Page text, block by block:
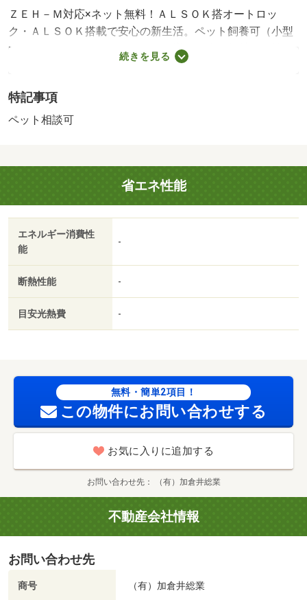
ＺＥＨ－Ｍ対応×ネット無料！ＡＬＳＯＫ搭オートロッ
ク・ＡＬＳＯＫ搭載で安心の新生活。ペット飼養可（小型
犬または猫１匹まで／敷金１ヶ月増）。赤・賃貸保証等：
加入要（ダイワリビング指定の保証会社 初回保証料３
バルコニー：１平米・他交通手段：ＪＲ常磐線赤塚駅バス
２分石川小学校前停歩１分／ＪＲ常磐線水戸駅バス１８分
続きを見る
特記事項
ペット相談可
省エネ性能
エネルギー消費性
能
-
断熱性能 -
目安光熱費 -
無料・簡単2項目！
この物件にお問い合わせする
お気に入りに追加する
お問い合わせ先 （有）加倉井総業
不動産会社情報
お問い合わせ先
商号 （有）加倉井総業